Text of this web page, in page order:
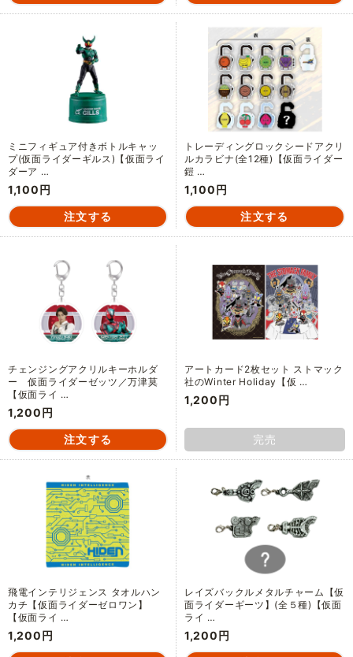
ミニフィギュア付きボトルキャッ
プ(仮面ライダーギルス)【仮面ライ
ダーア …
1,100円
トレーディングロックシードアクリ
ルカラビナ(全12種)【仮面ライダー
鎧 …
1,100円
チェンジングアクリルキーホルダ
ー 仮面ライダーゼッツ／万津莫
【仮面ライ …
1,200円
アートカード2枚セット ストマック
社のWinter Holiday【仮 …
1,200円
完売
飛電インテリジェンス タオルハン
カチ【仮面ライダーゼロワン】
【仮面ライ …
1,200円
レイズバックルメタルチャーム【仮
面ライダーギーツ】(全５種)【仮面
ライ …
1,200円